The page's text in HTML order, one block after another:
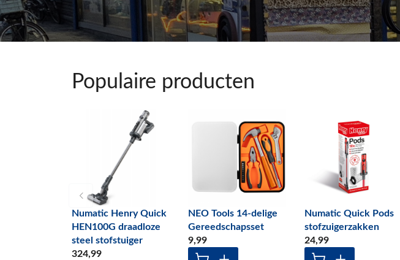
Populaire producten
Numatic Henry Quick
HEN100G draadloze
steel stofstuiger
324,99
NEO Tools 14-delige
Gereedschapsset
9,99
Numatic Quick Pods
stofzuigerzakken
24,99